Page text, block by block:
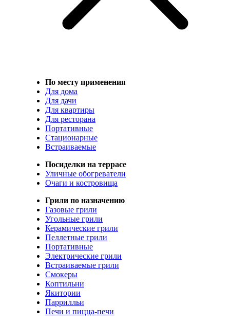
По месту применения
Для дома
Для дачи
Для квартиры
Для ресторана
Портативные
Стационарные
Встраиваемые
Посиделки на террасе
Уличные обогреватели
Очаги и костровища
Грили по назначению
Газовые грили
Угольные грили
Керамические грили
Пеллетные грили
Портативные
Электрические грили
Встраиваемые грили
Смокеры
Коптильни
Якитории
Паррилльи
Печи и пицца-печи